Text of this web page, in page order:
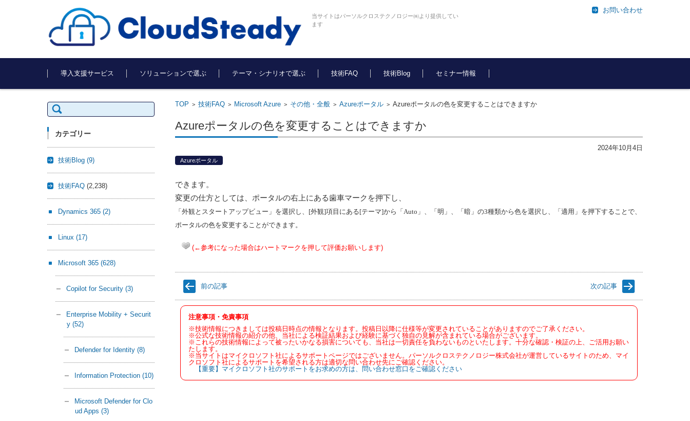
当サイトはパーソルクロステクノロジー㈱より提供してい
ます
お問い合わせ
コンテンツに移動
導入支援サービス
ソリューションで選ぶ テーマ・シナリオで選ぶ 技術FAQ 技術Blog セミナー情報
TOP > 技術FAQ> Microsoft Azure> その他・全般> Azureポータル> Azureポータルの色を変更することはできますか
Azureポータルの色を変更することはできますか
2024年10月4日
Azureポータル
できます。
変更の仕方としては、ポータルの右上にある歯車マークを押下し、
「外観とスタートアップビュー」を選択し、 [外観]項目にある[テーマ]から「 Auto 」、「明」、「暗」の3種類から色を選択し、「適用」を押下することで、
ポータルの色を変更することができます。
(←参考になった場合はハートマークを押して評価お願いします)
前の記事 次の記事
注意事項・免責事項
※技術情報につきましては投稿日時点の情報となります。投稿日以降に仕様等が変更されていることがありますのでご了承ください。
※公式な技術情報の紹介の他、当社による検証結果および経験に基づく独自の見解が含まれている場合がございます。
※これらの技術情報によって被ったいかなる損害についても、当社は一切責任を負わないものといたします。十分な確認・検証の上、ご活用お願い
たします。
※当サイトはマイクロソフト社によるサポートページではございません。パーソルクロステクノロジー株式会社が運営しているサイトのため、マイ
クロソフト社によるサポートを希望される方は適切な問い合わせ先にご確認ください。
【重要】マイクロソフト社のサポートをお求めの方は、問い合わせ窓口をご確認ください
検
索:
カテゴリー
技術Blog (9)
技術FAQ (2,238)
Dynamics 365 (2)
Linux (17)
Microsoft 365 (628)
Copilot for Security (3)
Enterprise Mobility + Securit
y (52)
Defender for Identity (8)
Information Protection (10)
Microsoft Defender for Clo
ud Apps (3)